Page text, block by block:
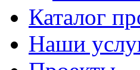
Каталог
Наши